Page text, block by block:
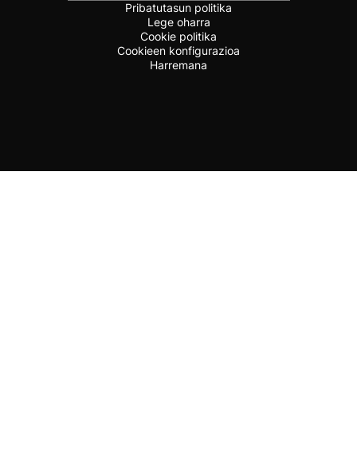
Pribatutasun politika
Lege oharra
Cookie politika
Cookieen konfigurazioa
Harremana